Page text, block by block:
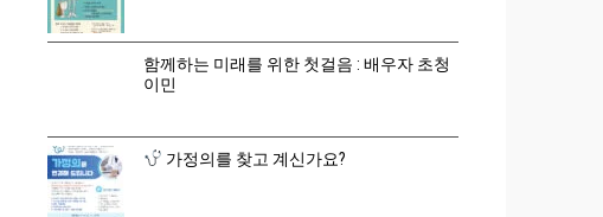
함께하는 미래를 위한 첫걸음 : 배우자 초청
이민
가정의를 찾고 계신가요?